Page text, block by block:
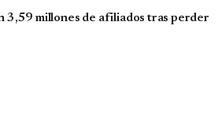
3,59 millones de afiliados tras perder